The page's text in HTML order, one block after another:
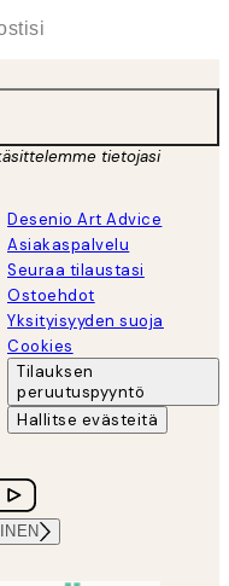
tietojasi
Desenio Art Advice
Asiakaspalvelu
Seuraa tilaustasi
Ostoehdot
Yksityisyyden suoja
Cookies
Tilauksen
peruutuspyyntö
Hallitse evästeitä